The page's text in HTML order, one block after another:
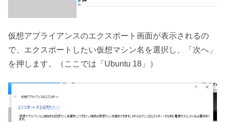
仮想アプライアンスのエクスポート画面が表示されるの
で、エクスポートしたい仮想マシン名を選択し、「次へ」
を押します。（ここでは「Ubuntu 18」）